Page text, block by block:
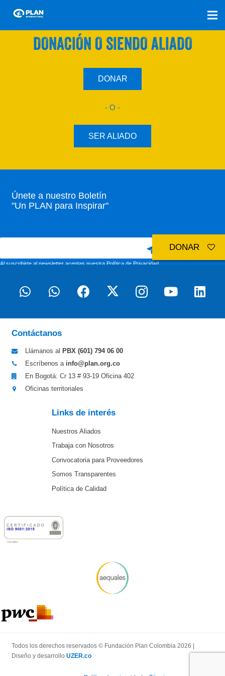
SÚMATE A NUESTRO PLAN CON UNA
DONACIÓN O SIENDO ALIADO
DONAR
- O -
SER ALIADO
Únete a nuestro Boletín
"Un PLAN para Inspirar"
Al suscribirte al newsletter aceptas nuestraPolítica de Privacidad
Contáctanos
Llámanos al PBX (601) 794 06 00
Escríbenos a info@plan.org.co
En Bogotá: Cr 13 # 93-19 Oficina 402
Oficinas territoriales
Links de interés
Nuestros Aliados
Trabaja con Nosotros
Convocatoria para Proveedores
Somos Transparentes
Política de Calidad
Todos los derechos reservados © Fundación Plan Colombia 2026 |
Diseño y desarrollo UZER.co
DONAR